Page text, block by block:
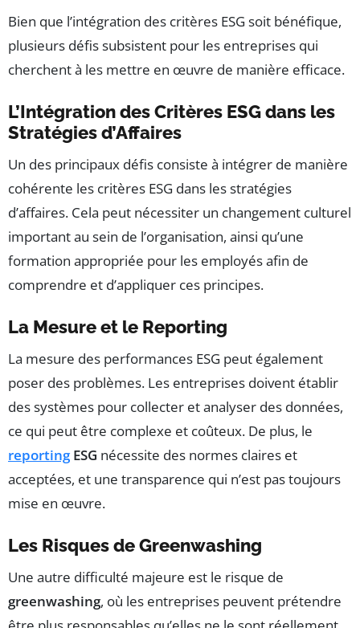
Bien que l’intégration des critères ESG soit bénéfique,
plusieurs défis subsistent pour les entreprises qui
cherchent à les mettre en œuvre de manière efficace.
L’Intégration des Critères ESG dans les
Stratégies d’Affaires
Un des principaux défis consiste à intégrer de manière
cohérente les critères ESG dans les stratégies
d’affaires. Cela peut nécessiter un changement culturel
important au sein de l’organisation, ainsi qu’une
formation appropriée pour les employés afin de
comprendre et d’appliquer ces principes.
La Mesure et le Reporting
La mesure des performances ESG peut également
poser des problèmes. Les entreprises doivent établir
des systèmes pour collecter et analyser des données,
ce qui peut être complexe et coûteux. De plus, le
reportingESG nécessite des normes claires et
acceptées, et une transparence qui n’est pas toujours
mise en œuvre.
Les Risques de Greenwashing
Une autre difficulté majeure est le risque de
greenwashing, où les entreprises peuvent prétendre